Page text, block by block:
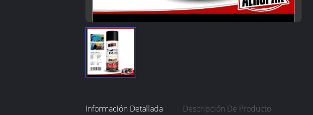
Información Detallada Descripción De Producto